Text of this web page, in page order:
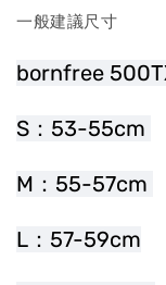
一般建議尺寸
bornfree
S：53-55cm
M：55-57cm
L：57-59cm